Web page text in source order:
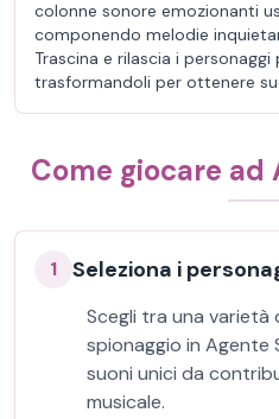
colonne sonore emozionanti
componendo melodie
Trascina e rilascia i
trasformandoli per ottenere
Come giocare ad
1 Seleziona i
Scegli tra una varietà
spionaggio in Agente
suoni unici da
musicale.